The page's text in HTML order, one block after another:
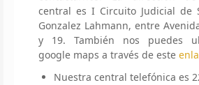
central es I Circuito Judicial de
Gonzalez Lahmann, entre
y 19. También nos puedes
google maps a través de este
Nuestra central telefónica es